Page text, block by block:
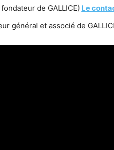
de GALLICE) Le
général et associé de